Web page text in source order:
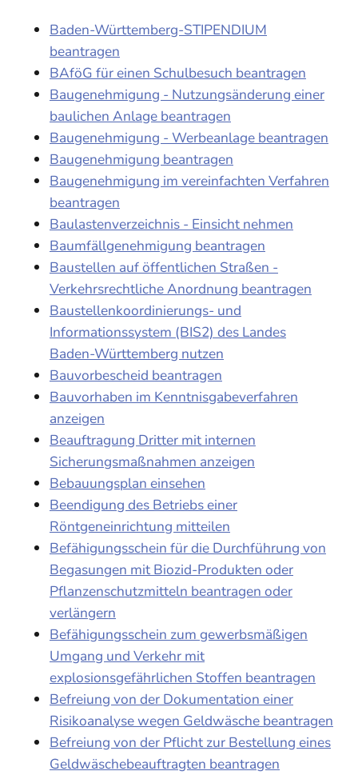
Baden-Württemberg-STIPENDIUM
beantragen
BAföG für einen Schulbesuch beantragen
Baugenehmigung - Nutzungsänderung einer
baulichen Anlage beantragen
Baugenehmigung - Werbeanlage beantragen
Baugenehmigung beantragen
Baugenehmigung im vereinfachten Verfahren
beantragen
Baulastenverzeichnis - Einsicht nehmen
Baumfällgenehmigung beantragen
Baustellen auf öffentlichen Straßen -
Verkehrsrechtliche Anordnung beantragen
Baustellenkoordinierungs- und
Informationssystem (BIS2) des Landes
Baden-Württemberg nutzen
Bauvorbescheid beantragen
Bauvorhaben im Kenntnisgabeverfahren
anzeigen
Beauftragung Dritter mit internen
Sicherungsmaßnahmen anzeigen
Bebauungsplan einsehen
Beendigung des Betriebs einer
Röntgeneinrichtung mitteilen
Befähigungsschein für die Durchführung von
Begasungen mit Biozid-Produkten oder
Pflanzenschutzmitteln beantragen oder
verlängern
Befähigungsschein zum gewerbsmäßigen
Umgang und Verkehr mit
explosionsgefährlichen Stoffen beantragen
Befreiung von der Dokumentation einer
Risikoanalyse wegen Geldwäsche beantragen
Befreiung von der Pflicht zur Bestellung eines
Geldwäschebeauftragten beantragen